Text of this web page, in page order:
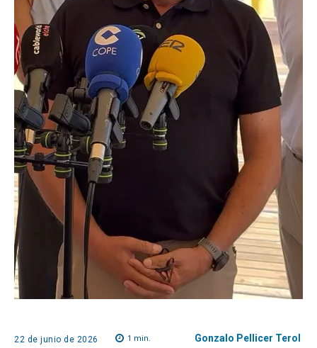
22 de junio de 2026 1 min. Gonzalo Pellicer Terol